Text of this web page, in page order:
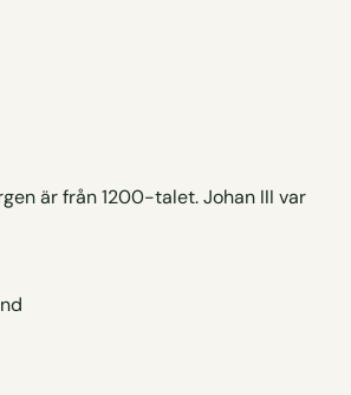
är från 1200-talet. Johan III var